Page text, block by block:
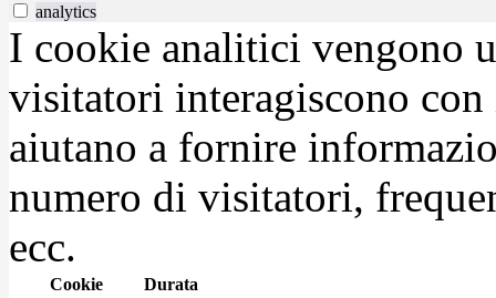
analytics
I cookie analitici vengono
visitatori interagiscono
aiutano a fornire
numero di visitatori,
ecc.
Cookie Durata